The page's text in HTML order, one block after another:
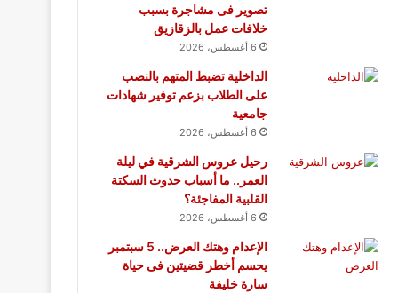
تصوير فى مشاجرة بسبب
خلافات عمل بالزقازيق
6 أغسطس، 2026
الداخلية تضبط المتهم بالنصب
على الطلاب بزعم توفير شهادات
جامعية
6 أغسطس، 2026
رحيل عروس الشرقية في ليلة
العمر.. ما أسباب حدوث السكتة
القلبية المفاجئة؟
6 أغسطس، 2026
الإعدام وهتك العرض.. 5 سبتمبر
يحسم أخطر قضيتين فى حياة
سارة خليفة